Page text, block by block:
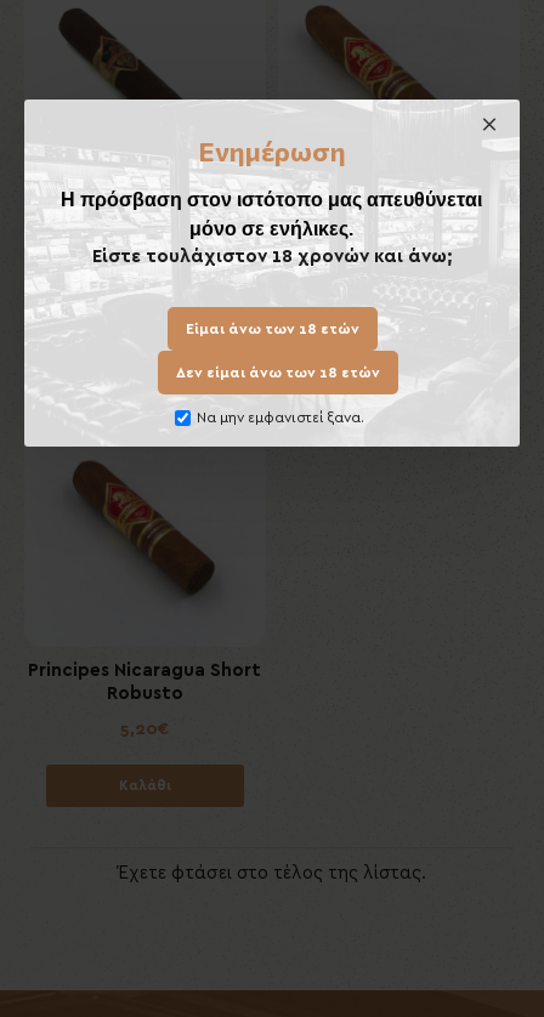
Ενημέρωση
Η πρόσβαση στον ιστότοπο μας απευθύνεται
μόνο σε ενήλικες.
Είστε τουλάχιστον 18 χρονών και άνω;
Είμαι άνω των 18 ετών
Δεν είμαι άνω των 18 ετών
Να μην εμφανιστεί ξανα.
Principes Maduro Robusto
Καλάθι
Principes Nicaragua
Robusto
5,50€
Καλάθι
Principes Nicaragua Short
Robusto
5,20€
Καλάθι
Έχετε φτάσει στο τέλος της λίστας.